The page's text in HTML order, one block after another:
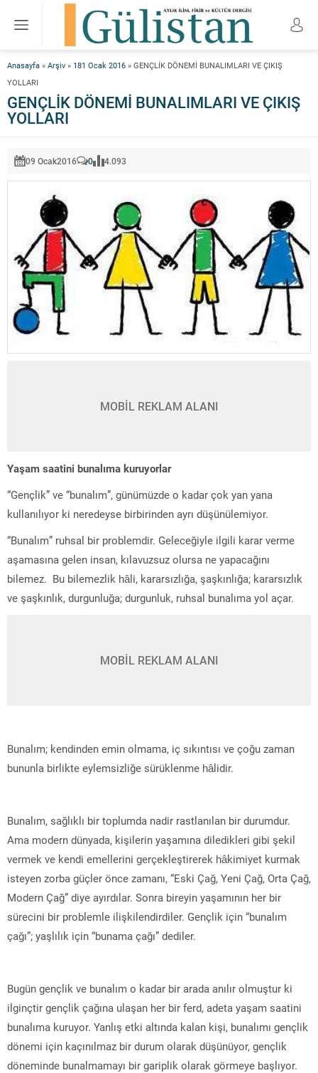
Anasayfa » Arşiv » 181 Ocak 2016 » GENÇLİK DÖNEMİ BUNALIMLARI VE ÇIKIŞ
YOLLARI
GENÇLİK DÖNEMİ BUNALIMLARI VE ÇIKIŞ
YOLLARI
09 Ocak2016 0 4.093
MOBİL REKLAM ALANI
Yaşam saatini bunalıma kuruyorlar
“Gençlik” ve “bunalım”, günümüzde o kadar çok yan yana
kullanılıyor ki neredeyse birbirinden ayrı düşünülemiyor.
“Bunalım” ruhsal bir problemdir. Geleceğiyle ilgili karar verme
aşamasına gelen insan, kılavuzsuz olursa ne yapacağını
bilemez. Bu bilemezlik hâli, kararsızlığa, şaşkınlığa; kararsızlık
ve şaşkınlık, durgunluğa; durgunluk, ruhsal bunalıma yol açar.
MOBİL REKLAM ALANI
Bunalım; kendinden emin olmama, iç sıkıntısı ve çoğu zaman
bununla birlikte eylemsizliğe sürüklenme hâlidir.
Bunalım, sağlıklı bir toplumda nadir rastlanılan bir durumdur.
Ama modern dünyada, kişilerin yaşamına diledikleri gibi şekil
vermek ve kendi emellerini gerçekleştirerek hâkimiyet kurmak
isteyen zorba güçler önce zamanı, “Eski Çağ, Yeni Çağ, Orta Çağ,
Modern Çağ” diye ayırdılar. Sonra bireyin yaşamının her bir
sürecini bir problemle ilişkilendirdiler. Gençlik için “bunalım
çağı”; yaşlılık için “bunama çağı” dediler.
Bugün gençlik ve bunalım o kadar bir arada anılır olmuştur ki
ilginçtir gençlik çağına ulaşan her bir ferd, adeta yaşam saatini
bunalıma kuruyor. Yanlış etki altında kalan kişi, bunalımı gençlik
dönemi için kaçınılmaz bir durum olarak düşünüyor, gençlik
döneminde bunalmamayı bir gariplik olarak görmeye başlıyor.